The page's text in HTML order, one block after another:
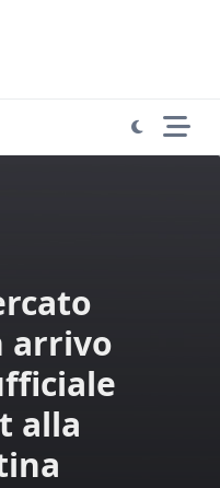
arrivo
alla